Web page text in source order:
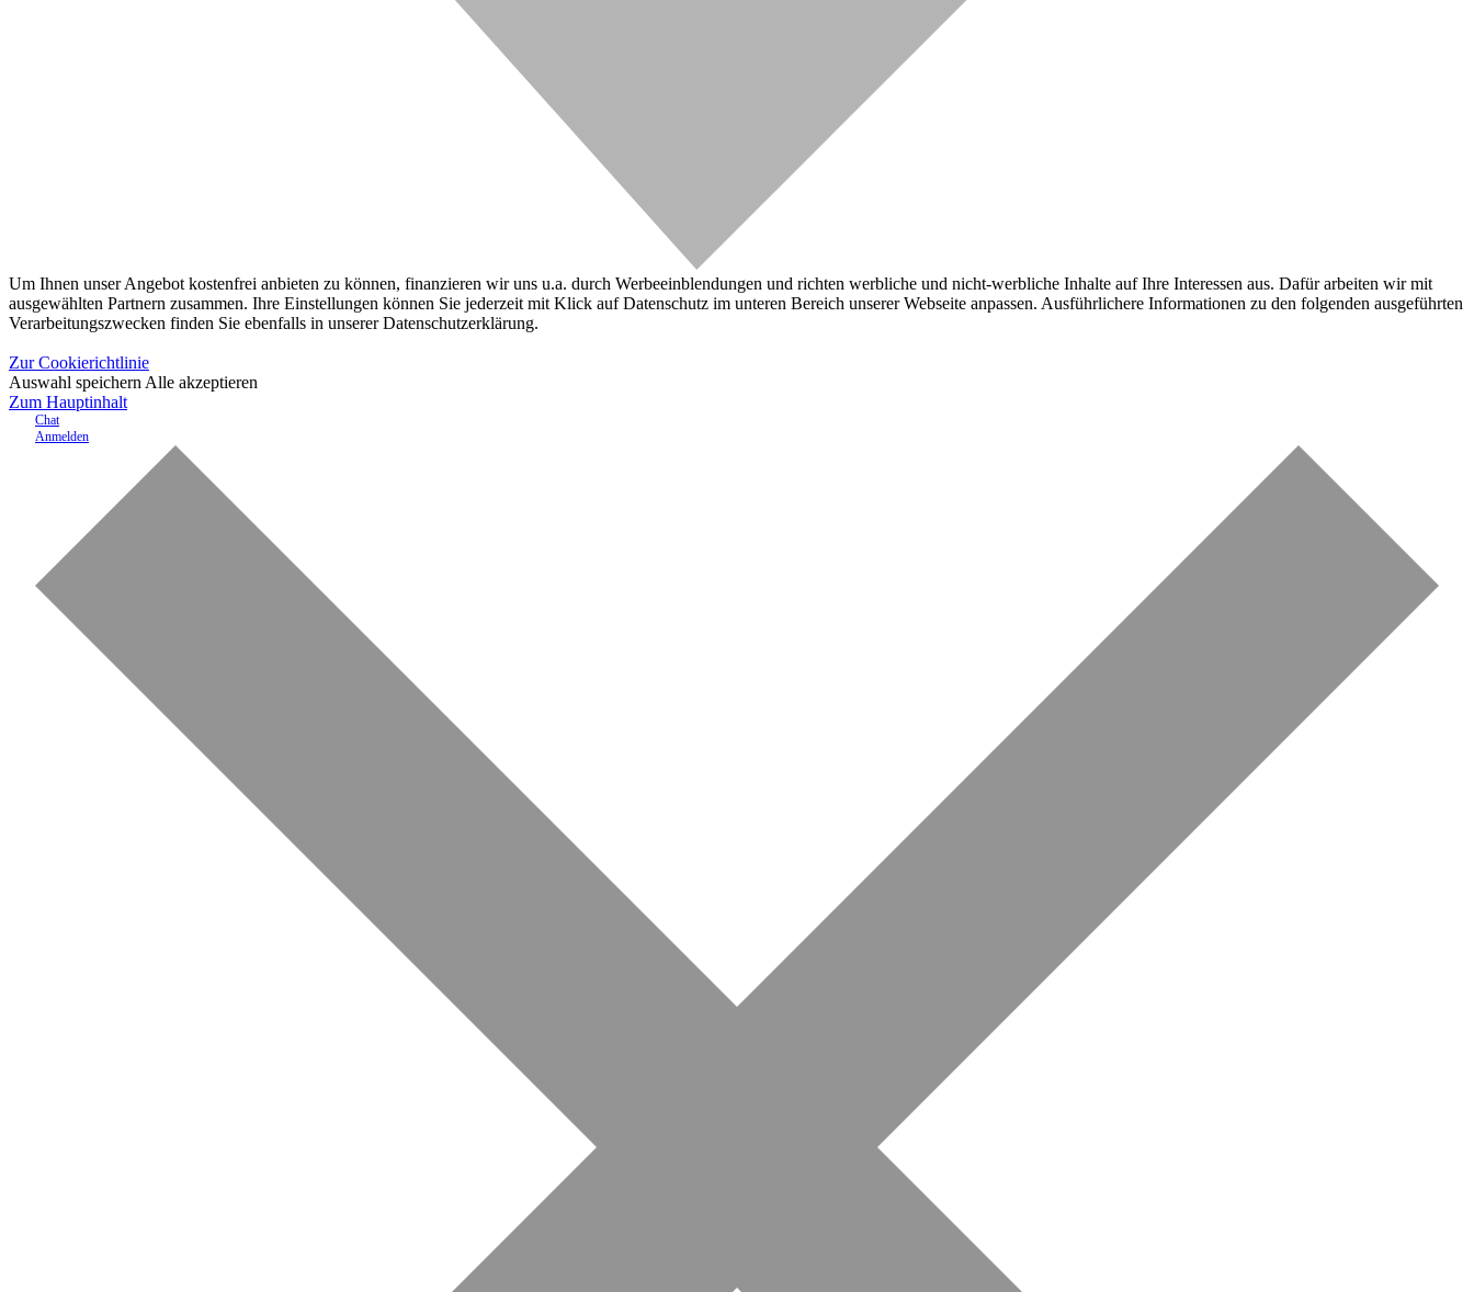
Um Ihnen unser Angebot kostenfrei anbieten zu können, finanzieren wir uns u.a. durch Werbeeinblendungen und richten werbliche und nicht-werbliche Inhalte auf Ihre Interessen aus. Dafür arbeiten wir mit
ausgewählten Partnern zusammen. Ihre Einstellungen können Sie jederzeit mit Klick auf Datenschutz im unteren Bereich unserer Webseite anpassen. Ausführlichere Informationen zu den folgenden ausgeführten
Verarbeitungszwecken finden Sie ebenfalls in unserer Datenschutzerklärung.
Zur Cookierichtlinie
Auswahl speichern Alle akzeptieren
Zum Hauptinhalt
Chat
Anmelden